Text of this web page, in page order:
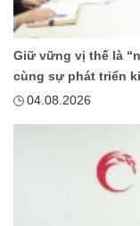
Giữ vững vị thế là
cùng sự phát triển
04.08.2026